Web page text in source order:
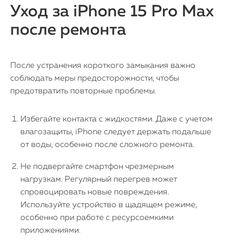
Уход за iPhone 15 Pro Max
после ремонта
После устранения короткого замыкания важно
соблюдать меры предосторожности, чтобы
предотвратить повторные проблемы.
Избегайте контакта с жидкостями. Даже с учетом
влагозащиты, iPhone следует держать подальше
от воды, особенно после сложного ремонта.
Не подвергайте смартфон чрезмерным
нагрузкам. Регулярный перегрев может
спровоцировать новые повреждения.
Используйте устройство в щадящем режиме,
особенно при работе с ресурсоемкими
приложениями.